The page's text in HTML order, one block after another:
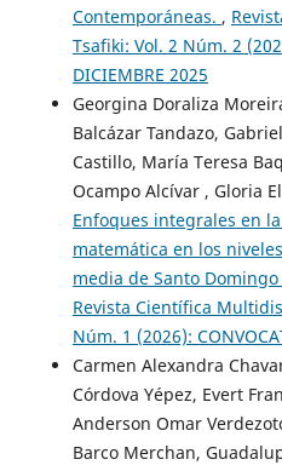
Contemporáneas. ,
Tsafiki: Vol. 2 Núm. 2
DICIEMBRE 2025
Georgina Doraliza
Balcázar Tandazo,
Castillo, María Teresa
Ocampo Alcívar , Gloria
Enfoques integrales en
matemática en los
media de Santo
Revista Científica
Núm. 1 (2026):
Carmen Alexandra
Córdova Yépez, Evert
Anderson Omar
Barco Merchan,